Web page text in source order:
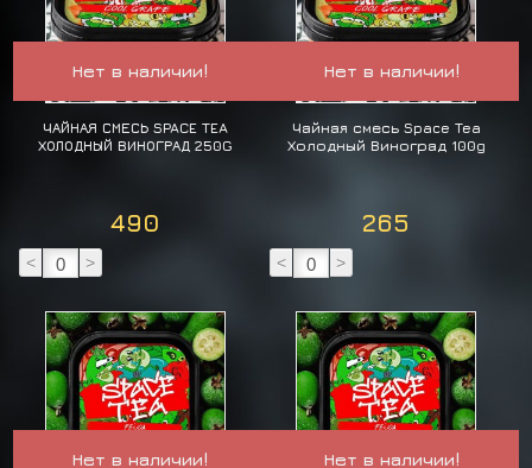
Нет в наличии!
ЧАЙНАЯ СМЕСЬ SPACE TEA
ХОЛОДНЫЙ ВИНОГРАД 250G
490
< >
Нет в наличии!
Чайная смесь Space Tea
Холодный Виноград 100g
265
< >
Нет в наличии! Нет в наличии!